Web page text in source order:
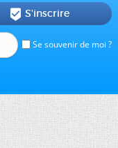
Se souvenir de moi ?
 S'inscrire